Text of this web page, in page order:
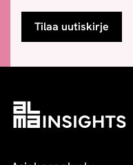
Tilaa uutiskirje